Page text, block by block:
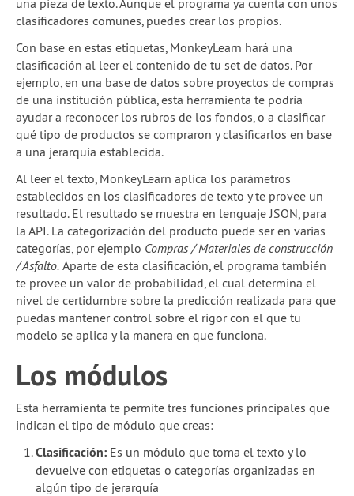
una pieza de texto. Aunque el programa ya cuenta con unos
clasificadores comunes, puedes crear los propios.
Con base en estas etiquetas, MonkeyLearn hará una
clasificación al leer el contenido de tu set de datos. Por
ejemplo, en una base de datos sobre proyectos de compras
de una institución pública, esta herramienta te podría
ayudar a reconocer los rubros de los fondos, o a clasificar
qué tipo de productos se compraron y clasificarlos en base
a una jerarquía establecida.
Al leer el texto, MonkeyLearn aplica los parámetros
establecidos en los clasificadores de texto y te provee un
resultado. El resultado se muestra en lenguaje JSON, para
la API. La categorización del producto puede ser en varias
categorías, por ejemplo Compras / Materiales de construcción
/ Asfalto. Aparte de esta clasificación, el programa también
te provee un valor de probabilidad, el cual determina el
nivel de certidumbre sobre la predicción realizada para que
puedas mantener control sobre el rigor con el que tu
modelo se aplica y la manera en que funciona.
Los módulos
Esta herramienta te permite tres funciones principales que
indican el tipo de módulo que creas:
Clasificación: Es un módulo que toma el texto y lo
devuelve con etiquetas o categorías organizadas en
algún tipo de jerarquía